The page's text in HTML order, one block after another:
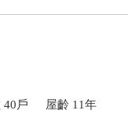
40戶 屋齡 11年